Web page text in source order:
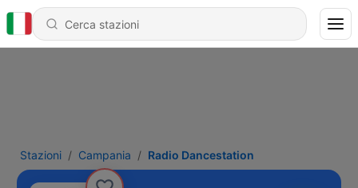
Stazioni Campania Radio Dancestation